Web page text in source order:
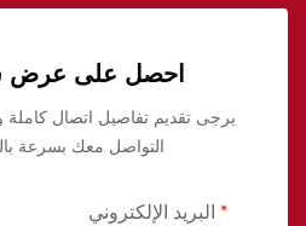
احصل على عرض
يرجى تقديم تفاصيل اتصال
التواصل معك بسرعة
البريد الإلكتروني